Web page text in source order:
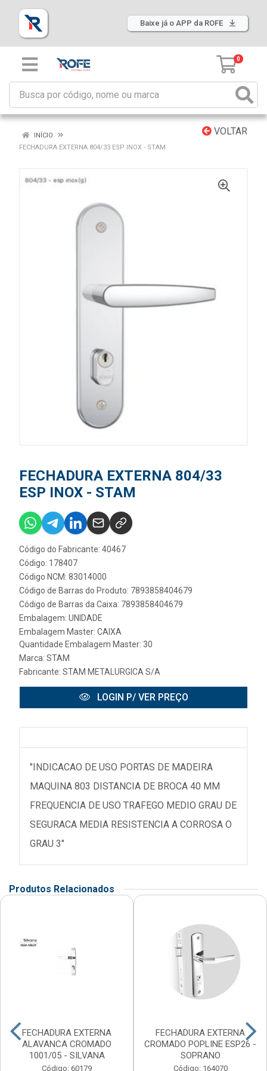
Baixe já o APP da ROFE
0
VOLTAR
INÍCIO
FECHADURA EXTERNA 804/33 ESP INOX - STAM
FECHADURA EXTERNA 804/33
ESP INOX - STAM
Código do Fabricante: 40467
Código: 178407
Código NCM: 83014000
Código de Barras do Produto: 7893858404679
Código de Barras da Caixa: 7893858404679
Embalagem: UNIDADE
Embalagem Master: CAIXA
Quantidade Embalagem Master: 30
Marca: STAM
Fabricante: STAM METALURGICA S/A
LOGIN P/ VER PREÇO
"INDICACAO DE USO PORTAS DE MADEIRA
MAQUINA 803 DISTANCIA DE BROCA 40 MM
FREQUENCIA DE USO TRAFEGO MEDIO GRAU DE
SEGURACA MEDIA RESISTENCIA A CORROSA O
GRAU 3"
Produtos Relacionados
FECHADURA EXTERNA
ALAVANCA CROMADO
1001/05 - SILVANA
Código: 60179
FECHADURA EXTERNA
CROMADO POPLINE ESP26 -
SOPRANO
Código: 164070